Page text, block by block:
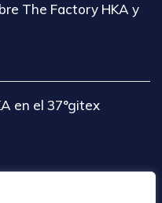
The Factory HKA y
en el 37°gitex
presente en NRF 2014